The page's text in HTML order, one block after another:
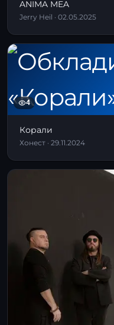
ANIMA MEA
Jerry Heil · 02.05.2025
4
Корали
Хонест · 29.11.2024